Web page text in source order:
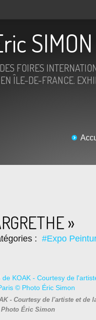
SIMON
FOIRES
ÎLE-DE-FRANCE.
»
: #Expo
- Courtesy de l'artiste et de
Éric Simon